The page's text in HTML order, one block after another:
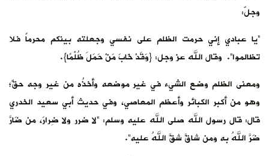
وجلّ:
“يا عبادي إني حرمت الظلم على نفسي وجعلته بينكم محرماً فلا
تظالموا”. وقال الله عز وجل: {وَقَدْ خَابَ مَنْ حَمَلَ ظُلْمًا}.
ومعنى الظلم وضع الشيء في غير موضعه وأخذُه من غير وجه حقٍّ؛
وهو من أكبر الكبائر وأعظم المعاصي، وفي حديث أبي سعيد الخدري
قال: قال رسول الله صلى الله عليه وسلم: “لا ضرر ولا ضِرارَ، من ضَارَّ
ضَرَّ اللهُ به ومن شاقَّ شقَّ اللهُ عليه”.